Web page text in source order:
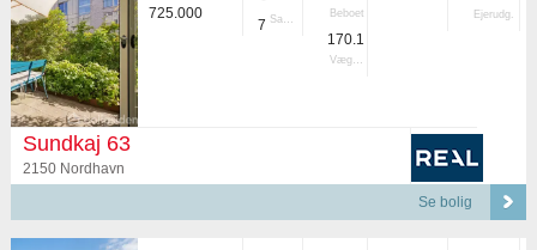
725.000
7 Samlet Beboet
170.1
Vægtet
Ejerudg.
Sundkaj 63
2150 Nordhavn
Se bolig